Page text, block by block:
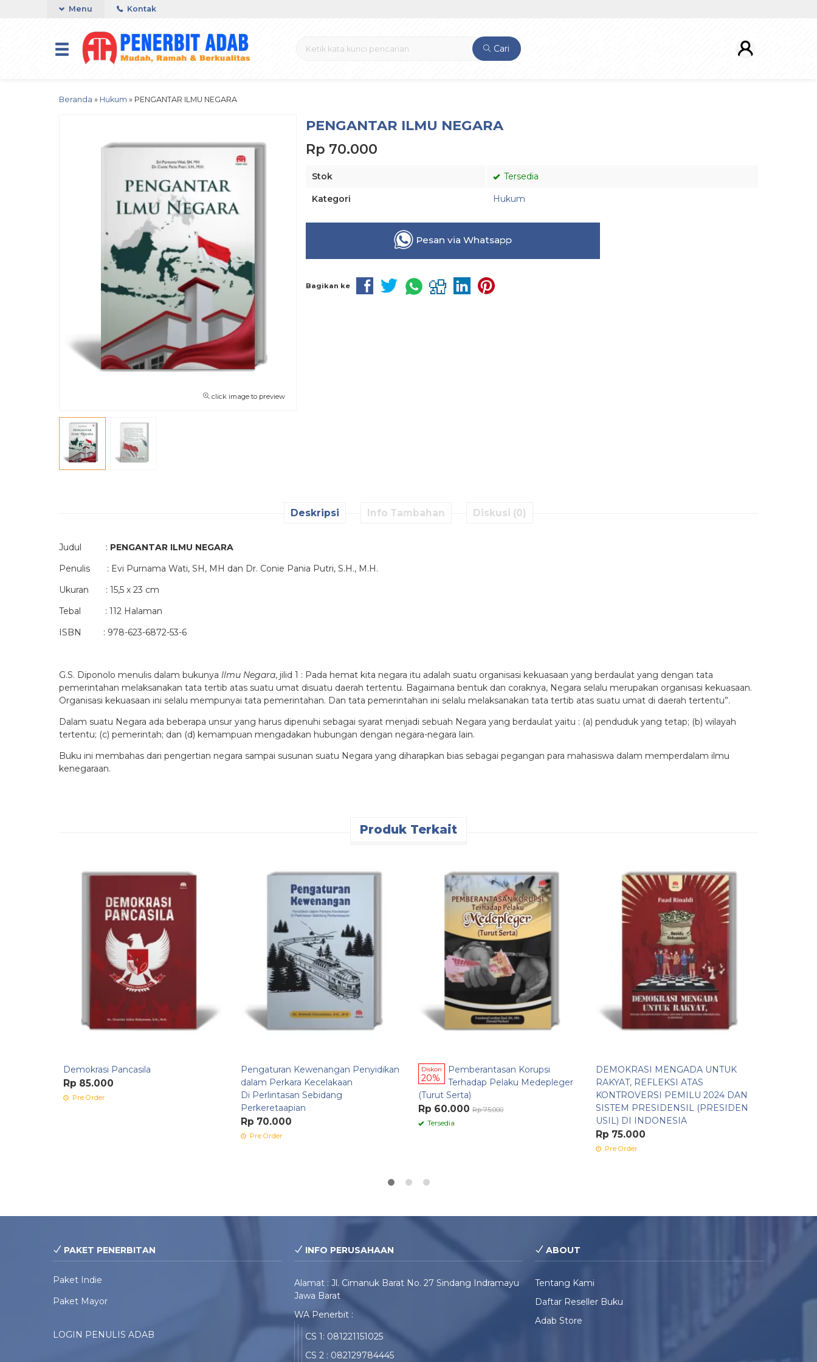
Menu Kontak
Cari
Beranda » Hukum » PENGANTAR ILMU NEGARA
click image to preview
PENGANTAR ILMU NEGARA
Rp 70.000
Stok Tersedia
Kategori Hukum
Pesan via Whatsapp
Bagikan ke
Deskripsi Info Tambahan Diskusi (0)
Judul : PENGANTAR ILMU NEGARA
Penulis : Evi Purnama Wati, SH, MH dan Dr. Conie Pania Putri, S.H., M.H.
Ukuran : 15,5 x 23 cm
Tebal : 112 Halaman
ISBN : 978-623-6872-53-6
G.S. Diponolo menulis dalam bukunya Ilmu Negara, jilid 1 : Pada hemat kita negara itu adalah suatu organisasi kekuasaan yang berdaulat yang dengan tata
pemerintahan melaksanakan tata tertib atas suatu umat disuatu daerah tertentu. Bagaimana bentuk dan coraknya, Negara selalu merupakan organisasi kekuasaan.
Organisasi kekuasaan ini selalu mempunyai tata pemerintahan. Dan tata pemerintahan ini selalu melaksanakan tata tertib atas suatu umat di daerah tertentu”.
Dalam suatu Negara ada beberapa unsur yang harus dipenuhi sebagai syarat menjadi sebuah Negara yang berdaulat yaitu : (a) penduduk yang tetap; (b) wilayah
tertentu; (c) pemerintah; dan (d) kemampuan mengadakan hubungan dengan negara-negara lain.
Buku ini membahas dari pengertian negara sampai susunan suatu Negara yang diharapkan bias sebagai pegangan para mahasiswa dalam memperdalam ilmu
kenegaraan.
Produk Terkait
Demokrasi Pancasila
Rp 85.000
Pre Order
Pengaturan Kewenangan Penyidikan
dalam Perkara Kecelakaan
Di Perlintasan Sebidang
Perkeretaapian
Rp 70.000
Pre Order
Diskon
20%
Pemberantasan Korupsi
Terhadap Pelaku Medepleger
(Turut Serta)
Rp 60.000 Rp 75.000
Tersedia
DEMOKRASI MENGADA UNTUK
RAKYAT, REFLEKSI ATAS
KONTROVERSI PEMILU 2024 DAN
SISTEM PRESIDENSIL (PRESIDEN
USIL) DI INDONESIA
Rp 75.000
Pre Order
PAKET PENERBITAN
Paket Indie
Paket Mayor
LOGIN PENULIS ADAB
INFO PERUSAHAAN
Alamat : Jl. Cimanuk Barat No. 27 Sindang Indramayu
Jawa Barat
WA Penerbit :
CS 1: 081221151025
CS 2 : 082129784445
ABOUT
Tentang Kami
Daftar Reseller Buku
Adab Store